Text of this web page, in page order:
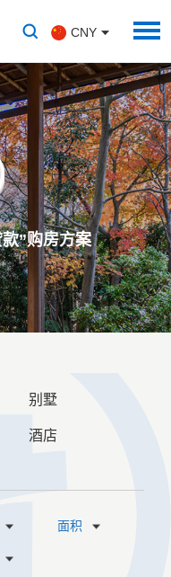
CNY
”购房方案
别墅
酒店
面积